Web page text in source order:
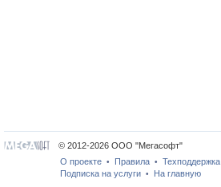
© 2012-2026 ООО "Мегасофт"
О проекте • Правила • Техподдержка
Подписка на услуги • На главную